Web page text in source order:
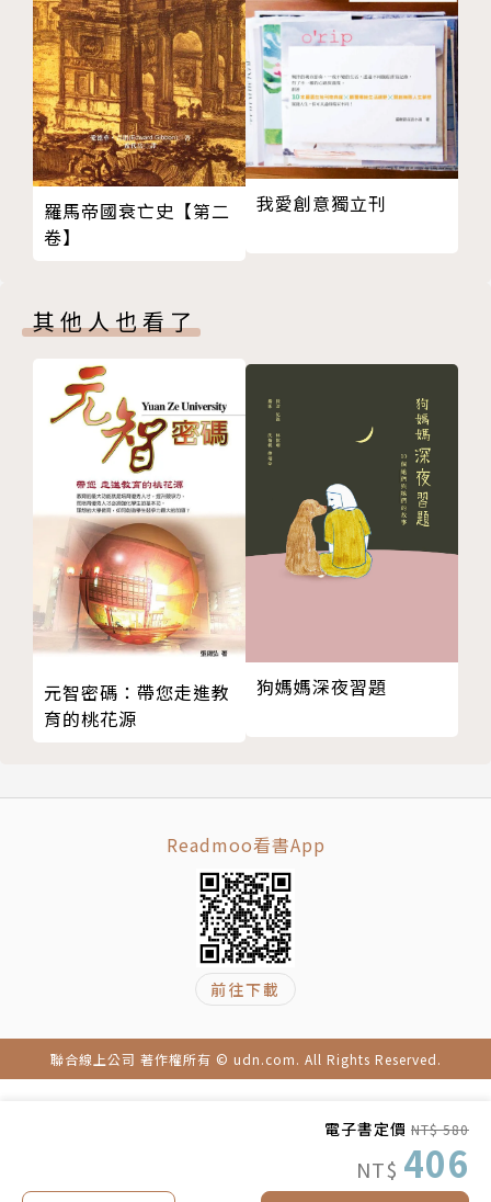
電子書定價 NT$ 580
NT$ 406
抖音竟是中國對美國發動新冷戰的手法？
各國彼此陰險網路摧毀，將演變成「21世紀的核
子戰爭」？
網路戰可否借鏡《禁止核擴散條約》的成功經驗來
避免？
北約真的正在東擴？
北約東擴有歷史軌跡可循？
台灣如何扮演全球通往冷和平的最關鍵角色？
中國是空有餓龍的野心，事實上只具紙老虎的內
決定人類未來，台灣加強軍事防禦是必要作為？
無論中國如何再三保證，周邊地緣國家都必須積極
禁止共軍擴大模糊邊界？
★★★＿＿全人類付出慘痛代價的預兆來了！情勢
比第一次冷戰還危險！
一九九○年，第一次冷戰結束。柏林圍牆倒塌，華
沙公約組織土崩瓦解；繼俄羅斯之後，中國年輕群眾也
開始發出民主的呼聲。冷戰後的歲月是充滿希望與可能
性的時期，它預示著國家間有機會一起創造合作機制，
但世界並未把握此一契機，西方陣營未給予俄羅斯
平起平坐、參與國際事務的機會，終於把俄羅斯逼向極
端偏鋒，致使普丁走上與義大利墨索里尼類似的道路。
俄羅斯和中國，都懷抱著帝國瓦解的恥辱感，這也給了
習近平有了操作民族主義、以戰狼姿態崛起的機會。
侵烏克蘭就是全人類付出慘痛代價的徵兆。如今，我們
再次面臨著新冷戰的毀滅性幽靈，而這次冷戰圍繞著俄
後記與致謝
註釋
版權頁
羅馬帝國衰亡史【第二
卷】
我愛創意獨立刊
其他人也看了
元智密碼：帶您走進教
育的桃花源
狗媽媽深夜習題
Readmoo看書App
前往下載
聯合線上公司 著作權所有 © udn.com. All Rights Reserved.